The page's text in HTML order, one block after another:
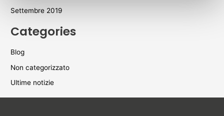
Settembre 2019
Categories
Blog
Non categorizzato
Ultime notizie